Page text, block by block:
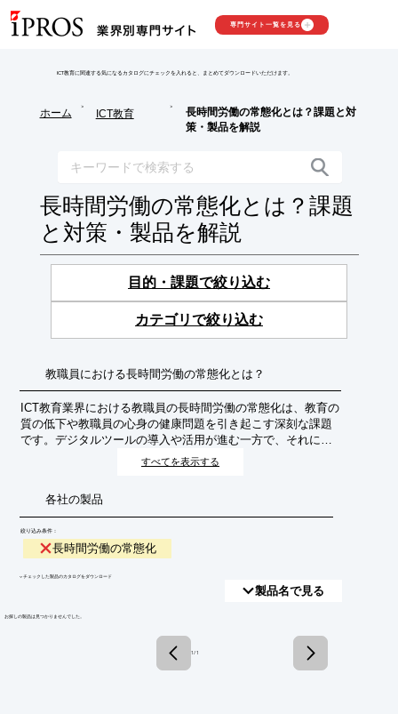
専門サイト一覧を見る
ICT教育に関連する気になるカタログにチェックを入れると、まとめてダウンロードいただけます。
ホーム
>
ICT教育
>
長時間労働の常態化とは？課題と対
策・製品を解説
長時間労働の常態化とは？課題
と対策・製品を解説
目的・課題で絞り込む
カテゴリで絞り込む
教職員における長時間労働の常態化とは？
ICT教育業界における教職員の長時間労働の常態化は、教育の
質の低下や教職員の心身の健康問題を引き起こす深刻な課題
です。デジタルツールの導入や活用が進む一方で、それに伴
う業務負担の増加や、業務効率化のための支援体制の不足が
すべてを表示する
各社の製品
絞り込み条件：
長時間労働の常態化
​▼チェックした製品のカタログをダウンロード
製品名で見る
​お探しの製品は見つかりませんでした。
1 / 1